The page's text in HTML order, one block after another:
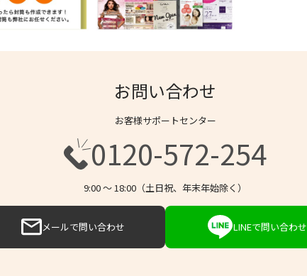
お問い合わせ
お客様サポートセンター
0120-572-254
9:00 〜 18:00（土日祝、年末年始除く）
メールで問い合わせ LINEで問い合わせ